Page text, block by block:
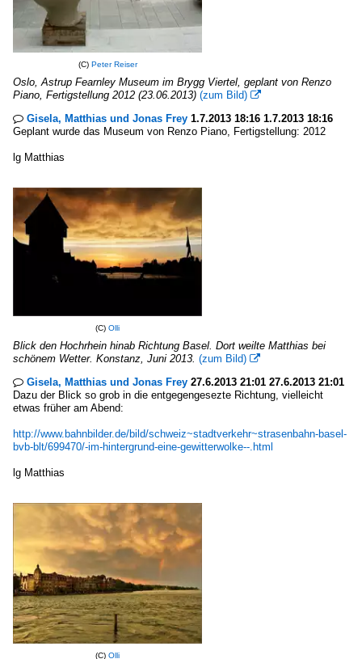
(C) Peter Reiser
Oslo, Astrup Fearnley Museum im Brygg Viertel, geplant von Renzo
Piano, Fertigstellung 2012 (23.06.2013) (zum Bild) 
 Gisela, Matthias und Jonas Frey 1.7.2013 18:16 1.7.2013 18:16
Geplant wurde das Museum von Renzo Piano, Fertigstellung: 2012
lg Matthias
(C) Olli
Blick den Hochrhein hinab Richtung Basel. Dort weilte Matthias bei
schönem Wetter. Konstanz, Juni 2013. (zum Bild) 
 Gisela, Matthias und Jonas Frey 27.6.2013 21:01 27.6.2013 21:01
Dazu der Blick so grob in die entgegengesezte Richtung, vielleicht
etwas früher am Abend:
http://www.bahnbilder.de/bild/schweiz~stadtverkehr~strasenbahn-basel-
bvb-blt/699470/-im-hintergrund-eine-gewitterwolke--.html
lg Matthias
(C) Olli